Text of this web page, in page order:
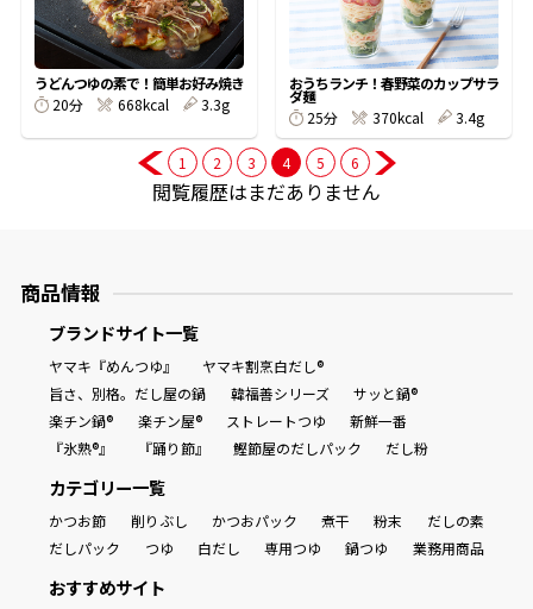
氷熟®︎
だしパック
うどんつゆの素で！簡単お好み焼き
20分
668kcal 3.3g
おうちランチ！春野菜のカップサラ
ダ麺
25分
370kcal 3.4g
1 2 3 4 5 6
閲覧履歴はまだありません
商品情報
ブランドサイト一覧
ヤマキ『めんつゆ』
ヤマキ割烹白だし®
旨さ、別格。だし屋の鍋
韓福善シリーズ
サッと鍋®
楽チン鍋®
楽チン屋® ストレートつゆ
新鮮一番
『氷熟®』
『踊り節』 鰹節屋のだしパック だし粉
カテゴリー一覧
かつお節 削りぶし かつおパック 煮干 粉末
だしの素
だしパック
つゆ 白だし 専用つゆ 鍋つゆ 業務用商品
おすすめサイト